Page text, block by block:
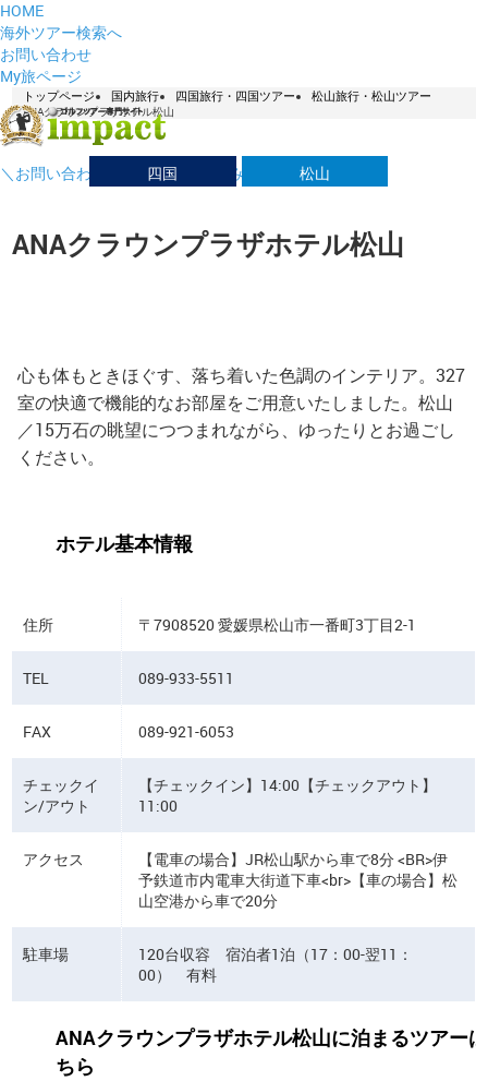
HOME
海外ツアー検索へ
お問い合わせ
My旅ページ
＼お問い合わせはこちら／ お悩み解決デスク！
トップページ 国内旅行 四国旅行・四国ツアー 松山旅行・松山ツアー
ANAクラウンプラザホテル松山
四国 松山
ANAクラウンプラザホテル松山
心も体もときほぐす、落ち着いた色調のインテリア。327
室の快適で機能的なお部屋をご用意いたしました。松山
／15万石の眺望につつまれながら、ゆったりとお過ごし
ください。
ホテル基本情報
住所 〒7908520 愛媛県松山市一番町3丁目2-1
TEL 089-933-5511
FAX 089-921-6053
チェックイ
ン/アウト
【チェックイン】14:00【チェックアウト】
11:00
アクセス
【電車の場合】JR松山駅から車で8分 <BR>伊
予鉄道市内電車大街道下車<br>【車の場合】松
山空港から車で20分
駐車場
120台収容 宿泊者1泊（17：00-翌11：
00） 有料
ANAクラウンプラザホテル松山に泊まるツアー
ちら